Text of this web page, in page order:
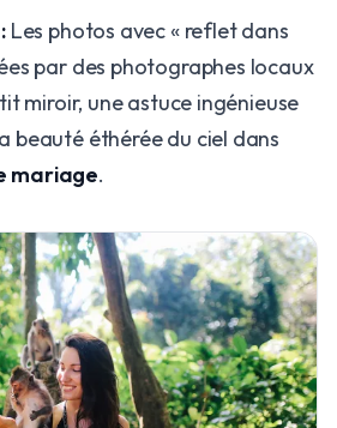
Les photos avec « reflet dans
par des photographes locaux
miroir, une astuce ingénieuse
beauté éthérée du ciel dans
mariage.